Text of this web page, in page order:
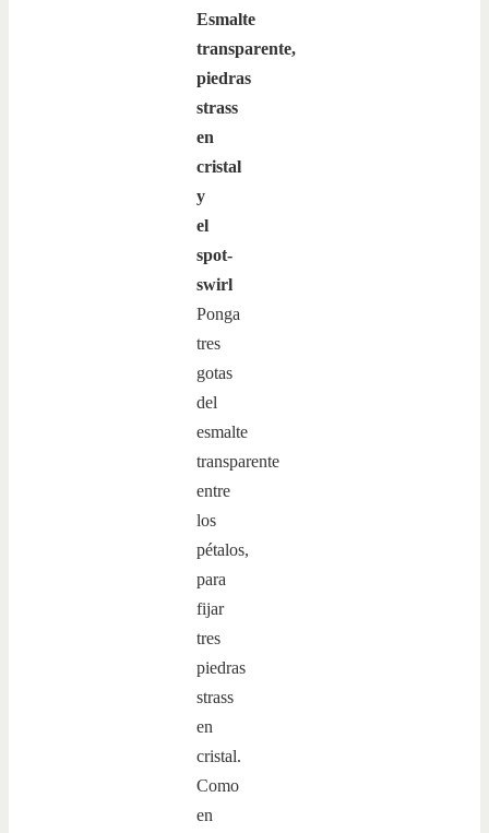
Esmalte
transparente,
piedras
strass
en
cristal
y
el
spot-
swirl
Ponga
tres
gotas
del
esmalte
transparente
entre
los
pétalos,
para
fijar
tres
piedras
strass
en
cristal.
Como
en